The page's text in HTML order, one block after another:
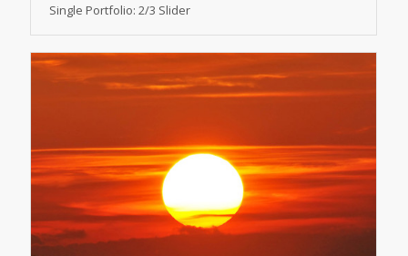
Single Portfolio: 2/3 Slider